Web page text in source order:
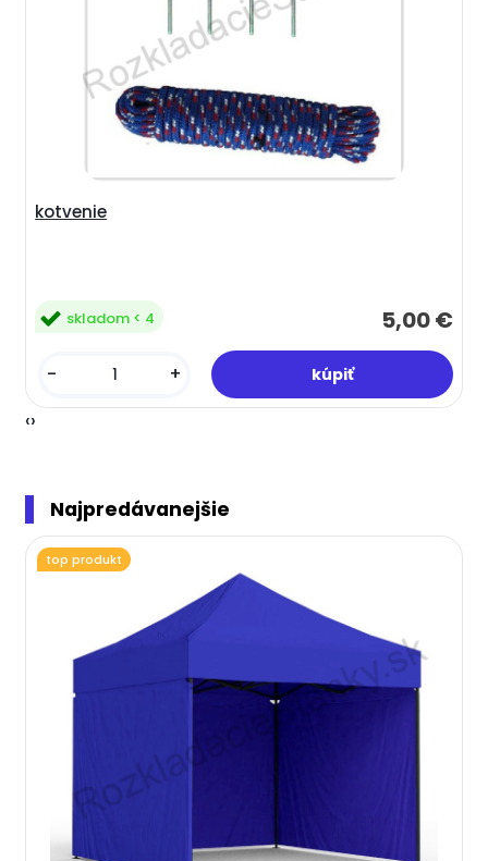
kotvenie
5,00 €
skladom < 4
-
+
‹›
Najpredávanejšie
top produkt